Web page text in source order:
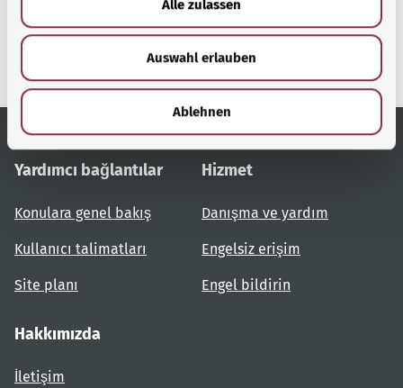
Alle zulassen
Auswahl erlauben
Ablehnen
Federal Sağlık Bakanlığı'nın
bir hizmetidir.
Yardımcı bağlantılar
Konulara genel bakış
Kullanıcı talimatları
Site planı
Hizmet
Danışma ve yardım
Engelsiz erişim
Engel bildirin
Hakkımızda
İletişim